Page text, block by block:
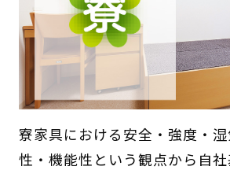
寮家具における安全・強度・
性・機能性という観点から自